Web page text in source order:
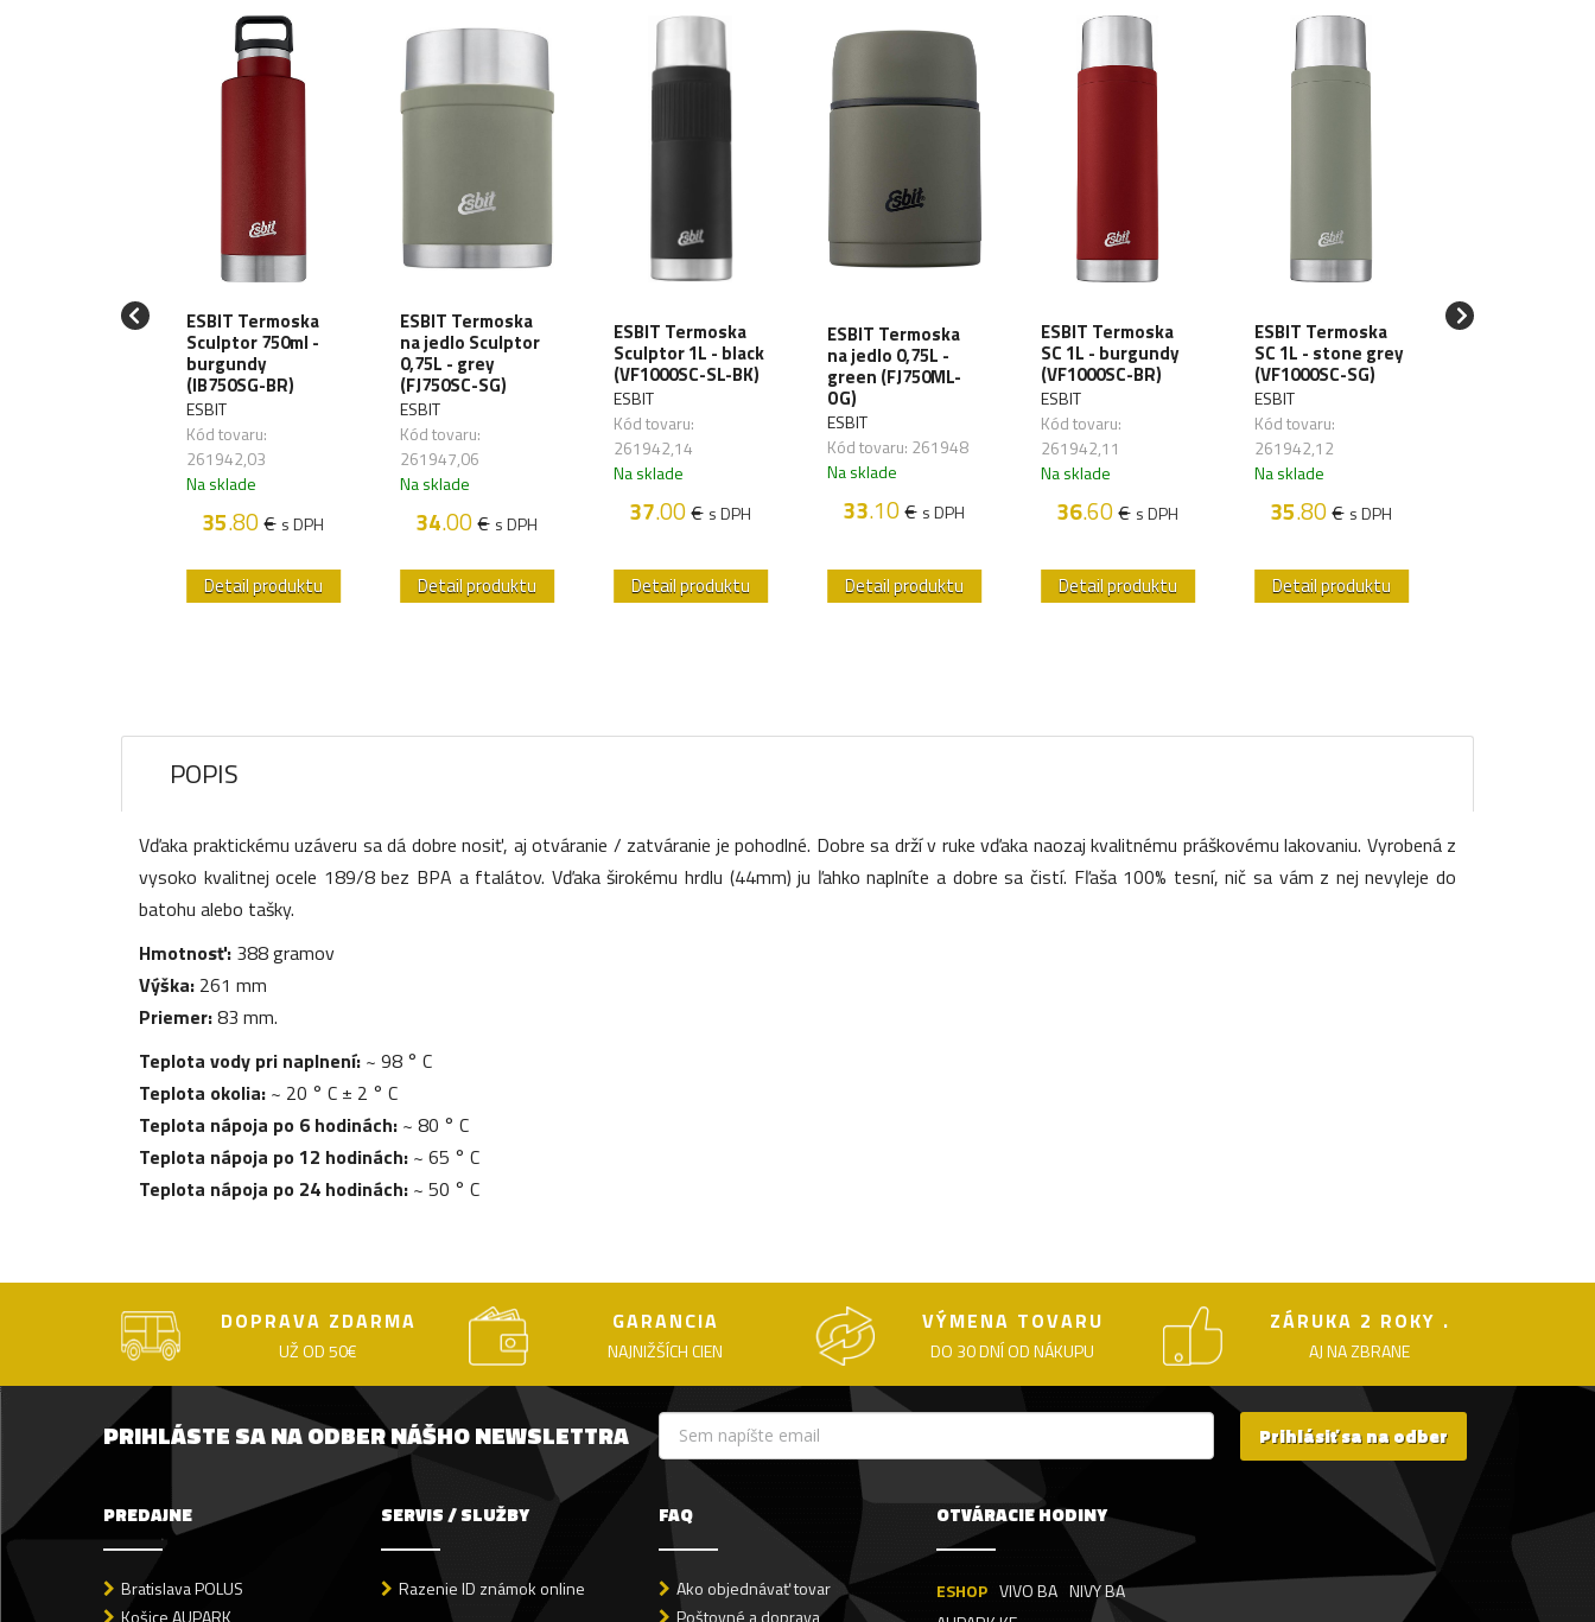
ESBIT Termoska
Sculptor 750ml -
burgundy
(IB750SG-BR)
ESBIT
Kód tovaru:
261942,03
Na sklade
35.80€ s DPH
Detail produktu
ESBIT Termoska
na jedlo Sculptor
0,75L - grey
(FJ750SC-SG)
ESBIT
Kód tovaru:
261947,06
Na sklade
34.00€ s DPH
Detail produktu
ESBIT Termoska
Sculptor 1L - black
(VF1000SC-SL-BK)
ESBIT
Kód tovaru:
261942,14
Na sklade
37.00€ s DPH
Detail produktu
ESBIT Termoska
na jedlo 0,75L -
green (FJ750ML-
OG)
ESBIT
Kód tovaru: 261948
Na sklade
33.10€ s DPH
Detail produktu
ESBIT Termoska
SC 1L - burgundy
(VF1000SC-BR)
ESBIT
Kód tovaru:
261942,11
Na sklade
36.60€ s DPH
Detail produktu
ESBIT Termoska
SC 1L - stone grey
(VF1000SC-SG)
ESBIT
Kód tovaru:
261942,12
Na sklade
35.80€ s DPH
Detail produktu
PRIMUS
POPIS
Vďaka praktickému uzáveru sa dá dobre nosiť, aj otváranie / zatváranie je pohodlné. Dobre sa drží v ruke vďaka naozaj kvalitnému práškovému lakovaniu. Vyrobená z
vysoko kvalitnej ocele 189/8 bez BPA a ftalátov. Vďaka širokému hrdlu (44mm) ju ľahko naplníte a dobre sa čistí. Fľaša 100% tesní, nič sa vám z nej nevyleje do
batohu alebo tašky.
Hmotnosť: 388 gramov
Výška: 261 mm
Priemer:83 mm.
Teplota vody pri naplnení: ~ 98 ° C
Teplota okolia: ~ 20 ° C ± 2 ° C
Teplota nápoja po 6 hodinách: ~ 80 ° C
Teplota nápoja po 12 hodinách: ~ 65 ° C
Teplota nápoja po 24 hodinách: ~ 50 ° C
DOPRAVA ZDARMA
UŽ OD 50€
GARANCIA
NAJNIŽŠÍCH CIEN
VÝMENA TOVARU
DO 30 DNÍ OD NÁKUPU
ZÁRUKA 2 ROKY .
AJ NA ZBRANE
PRIHLÁSTE SA NA ODBER NÁŠHO NEWSLETTRA Prihlásiť sa na odber
PREDAJNE
Bratislava POLUS
Košice AUPARK
SERVIS / SLUŽBY
Razenie ID známok online
FAQ
Ako objednávať tovar
Poštovné a doprava
OTVÁRACIE HODINY
ESHOP VIVO BA NIVY BA